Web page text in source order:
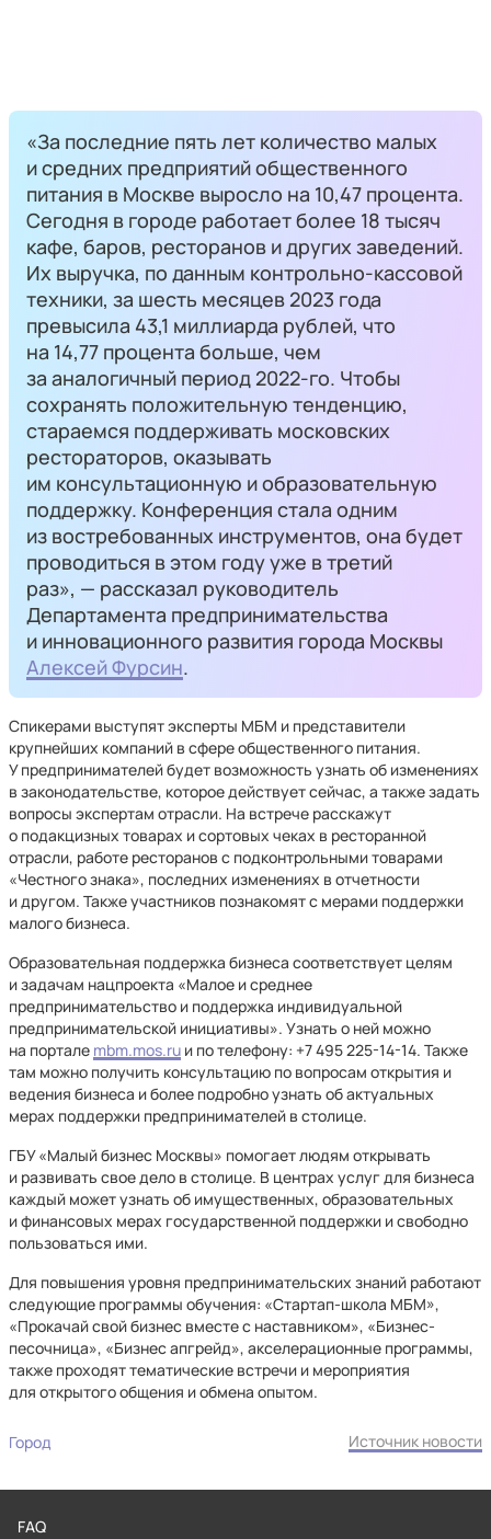
«За последние пять лет количество малых
и средних предприятий общественного
питания в Москве выросло на 10,47 процента.
Сегодня в городе работает более 18 тысяч
кафе, баров, ресторанов и других заведений.
Их выручка, по данным контрольно-кассовой
техники, за шесть месяцев 2023 года
превысила 43,1 миллиарда рублей, что
на 14,77 процента больше, чем
за аналогичный период 2022-го. Чтобы
сохранять положительную тенденцию,
стараемся поддерживать московских
рестораторов, оказывать
им консультационную и образовательную
поддержку. Конференция стала одним
из востребованных инструментов, она будет
проводиться в этом году уже в третий
раз», — рассказал руководитель
Департамента предпринимательства
и инновационного развития города Москвы
Алексей Фурсин.
Спикерами выступят эксперты МБМ и представители
крупнейших компаний в сфере общественного питания.
У предпринимателей будет возможность узнать об изменениях
в законодательстве, которое действует сейчас, а также задать
вопросы экспертам отрасли. На встрече расскажут
о подакцизных товарах и сортовых чеках в ресторанной
отрасли, работе ресторанов с подконтрольными товарами
«Честного знака», последних изменениях в отчетности
и другом. Также участников познакомят с мерами поддержки
малого бизнеса.
Образовательная поддержка бизнеса соответствует целям
и задачам нацпроекта «Малое и среднее
предпринимательство и поддержка индивидуальной
предпринимательской инициативы». Узнать о ней можно
на портале mbm.mos.ru и по телефону: +7 495 225-14-14. Также
там можно получить консультацию по вопросам открытия и
ведения бизнеса и более подробно узнать об актуальных
мерах поддержки предпринимателей в столице.
ГБУ «Малый бизнес Москвы» помогает людям открывать
и развивать свое дело в столице. В центрах услуг для бизнеса
каждый может узнать об имущественных, образовательных
и финансовых мерах государственной поддержки и свободно
пользоваться ими.
Для повышения уровня предпринимательских знаний работают
следующие программы обучения: «Стартап-школа МБМ»,
«Прокачай свой бизнес вместе с наставником», «Бизнес-
песочница», «Бизнес апгрейд», акселерационные программы,
также проходят тематические встречи и мероприятия
для открытого общения и обмена опытом.
Город Источник новости
FAQ